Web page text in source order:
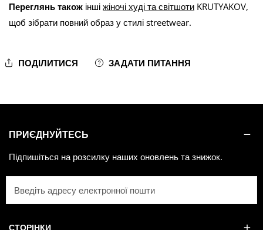
Переглянь також інші жіночі худі та світшоти KRUTYAKOV,
щоб зібрати повний образ у стилі streetwear.
ПОДІЛИТИСЯ ЗАДАТИ ПИТАННЯ
ПРИЄДНУЙТЕСЬ
Підпишіться на розсилку наших оновлень та знижок.
пошта
СТОРІНКИ